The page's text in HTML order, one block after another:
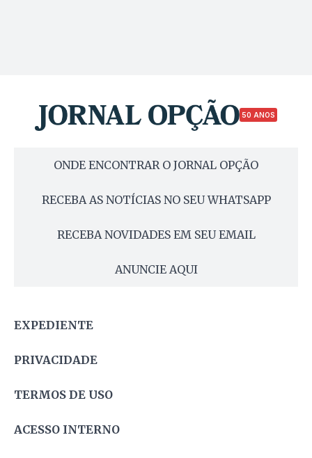
50 ANOS
ONDE ENCONTRAR O JORNAL OPÇÃO
RECEBA AS NOTÍCIAS NO SEU WHATSAPP
RECEBA NOVIDADES EM SEU EMAIL
ANUNCIE AQUI
EXPEDIENTE
PRIVACIDADE
TERMOS DE USO
ACESSO INTERNO